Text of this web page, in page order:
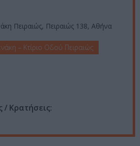
Πειραιώς, Πειραιώς 138, Αθήνα
– Κτίριο Οδού Πειραιώς
/ Κρατήσεις: